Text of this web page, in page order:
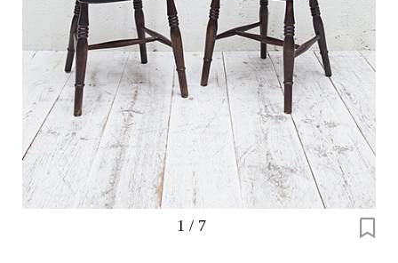
1 / 7